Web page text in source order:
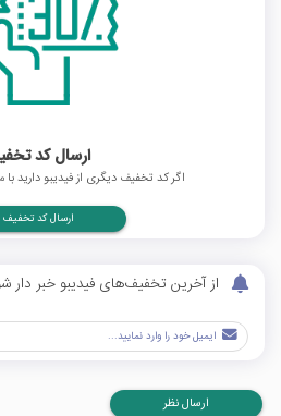
ارسال کد
اگر کد تخفیف دیگری از فیدیبو دارید
ارسال کد تخفیف
از آخرین تخفیف‌های فیدیبو خبر دار
ارسال نظر